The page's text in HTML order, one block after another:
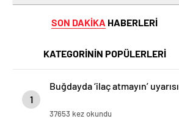
SON DAKİKA HABERLERİ
KATEGORİNİN POPÜLERLERİ
1
Buğdayda ‘ilaç atmayın’ uyarısı
37653 kez okundu